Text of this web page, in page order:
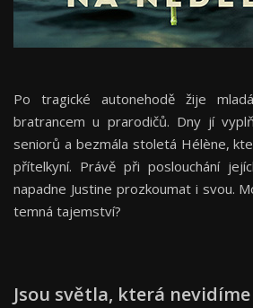
Po tragické autonehodě žije
bratrancem u prarodičů. Dny jí
seniorů a bezmála stoletá Hélène,
přítelkyní. Právě při poslouchání
napadne Justine prozkoumat i svou.
temná tajemství?
Jsou světla, která